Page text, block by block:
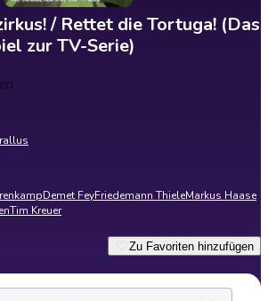
/ Rettet die Tortuga! (Das
zur TV-Serie)
Demet FeyFriedemann ThieleMarkus Haase
Tim Kreuer
Zu Favoriten hinzufügen